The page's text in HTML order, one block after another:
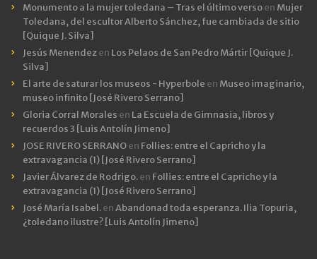
Monumento a la mujer toledana – Tras el último versoen Mujer
Toledana, del escultor Alberto Sánchez, fue cambiada de sitio
[Quique J. Silva]
Jesús Menendezen Los Pelaos de San Pedro Mártir [Quique J.
Silva]
El arte de saturar los museos - Hyperbole en Museo imaginario,
museo infinito [José Rivero Serrano]
Gloria Corral Morales en La Escuela de Gimnasia, libros y
recuerdos 3 [Luis Antolín Jimeno]
JOSE RIVERO SERRANOen Follies: entre el Capricho y la
extravagancia (1) [José Rivero Serrano]
Javier Álvarez de Rodrigo.en Follies: entre el Capricho y la
extravagancia (1) [José Rivero Serrano]
José María Isabel.enAbandonad toda esperanza. Ilia Topuria,
¿toledano ilustre? [Luis Antolín Jimeno]